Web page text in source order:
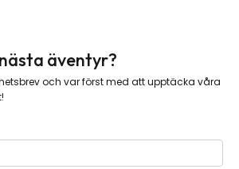
äventyr?
och var först med att upptäcka våra